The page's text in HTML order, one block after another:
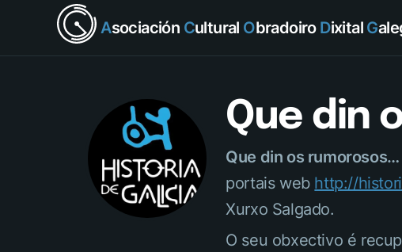
Asociación Cultural Obradoiro Dixital G
Que din
Que din os
portais web http://
Xurxo Salgado.
O seu obxectivo é